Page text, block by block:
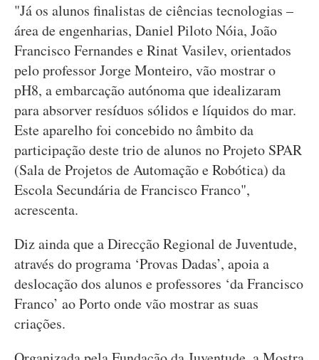
"Já os alunos finalistas de ciências tecnologias –
área de engenharias, Daniel Piloto Nóia, João
Francisco Fernandes e Rinat Vasilev, orientados
pelo professor Jorge Monteiro, vão mostrar o
pH8, a embarcação autónoma que idealizaram
para absorver resíduos sólidos e líquidos do mar.
Este aparelho foi concebido no âmbito da
participação deste trio de alunos no Projeto SPAR
(Sala de Projetos de Automação e Robótica) da
Escola Secundária de Francisco Franco",
acrescenta.
Diz ainda que a Direcção Regional de Juventude,
através do programa ‘Provas Dadas’, apoia a
deslocação dos alunos e professores ‘da Francisco
Franco’ ao Porto onde vão mostrar as suas
criações.